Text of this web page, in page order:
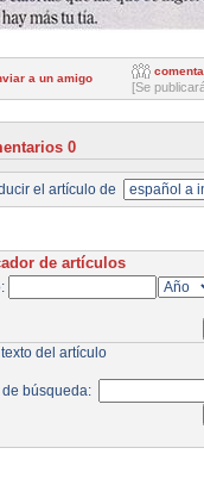
a un amigo
[Se
0
el artículo de
de artículos
del artículo
de búsqueda: